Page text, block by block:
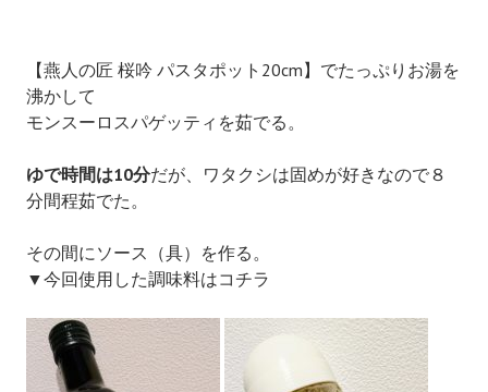
【燕人の匠 桜吟 パスタポット20cm】でたっぷりお湯を
沸かして
モンスーロスパゲッティを茹でる。
ゆで時間は10分だが、ワタクシは固めが好きなので８
分間程茹でた。
その間にソース（具）を作る。
▼今回使用した調味料はコチラ